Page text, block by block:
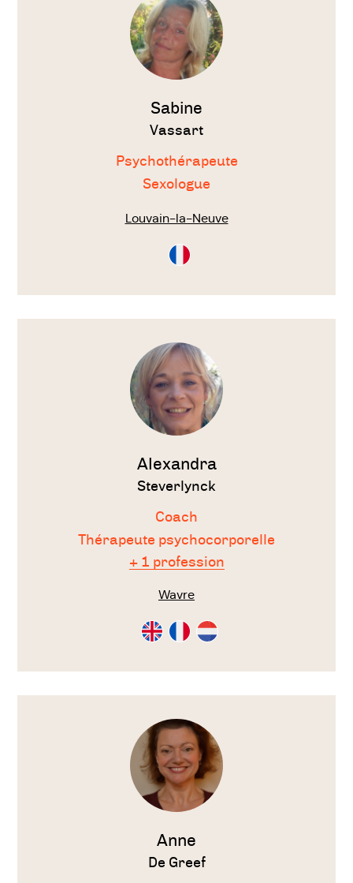
Sabine
Vassart
Psychothérapeute
Sexologue
Louvain-la-Neuve
Consultation
en
Voir
Alexandra
Steverlynck
Coach
Thérapeute psychocorporelle
+ 1 profession
Wavre
Consultation
en
Consultation
en
Consultation
en
Voir
Anne
De Greef